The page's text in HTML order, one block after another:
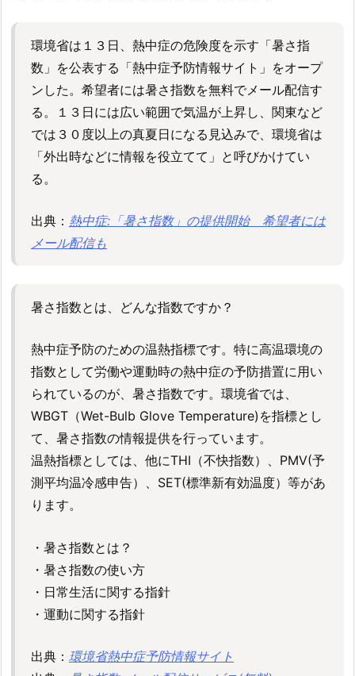
環境省は１３日、熱中症の危険度を示す「暑さ指
数」を公表する「熱中症予防情報サイト」をオープ
ンした。希望者には暑さ指数を無料でメール配信す
る。１３日には広い範囲で気温が上昇し、関東など
では３０度以上の真夏日になる見込みで、環境省は
「外出時などに情報を役立てて」と呼びかけてい
る。
出典： 熱中症:「暑さ指数」の提供開始 希望者には
メール配信も
暑さ指数とは、どんな指数ですか？
熱中症予防のための温熱指標です。特に高温環境の
指数として労働や運動時の熱中症の予防措置に用い
られているのが、暑さ指数です。環境省では、
WBGT（Wet-Bulb Glove Temperature)を指標とし
て、暑さ指数の情報提供を行っています。
温熱指標としては、他にTHI（不快指数）、PMV(予
測平均温冷感申告）、SET(標準新有効温度）等があ
ります。
・暑さ指数とは？
・暑さ指数の使い方
・日常生活に関する指針
・運動に関する指針
出典： 環境省熱中症予防情報サイト